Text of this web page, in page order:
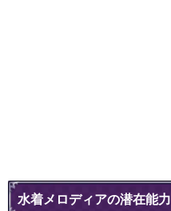
水着メロディアの潜在能力